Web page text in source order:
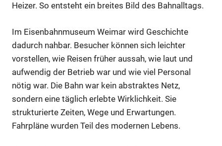
Heizer. So entsteht ein breites Bild des Bahnalltags.
Im Eisenbahnmuseum Weimar wird Geschichte
dadurch nahbar. Besucher können sich leichter
vorstellen, wie Reisen früher aussah, wie laut und
aufwendig der Betrieb war und wie viel Personal
nötig war. Die Bahn war kein abstraktes Netz,
sondern eine täglich erlebte Wirklichkeit. Sie
strukturierte Zeiten, Wege und Erwartungen.
Fahrpläne wurden Teil des modernen Lebens.